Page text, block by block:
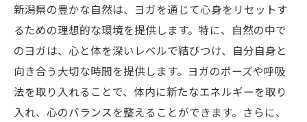
心身の調和を目指す自然派フィットネス
身体と心が一体化する瞬間を捉える
新潟の山々に抱かれてリラクゼーションを深め
山の静寂がヨガセッションを豊かにする
新潟県の豊かな自然は、ヨガを通じて心身をリセットす
るための理想的な環境を提供します。特に、自然の中で
のヨガは、心と体を深いレベルで結びつけ、自分自身と
向き合う大切な時間を提供します。ヨガのポーズや呼吸
法を取り入れることで、体内に新たなエネルギーを取り
入れ、心のバランスを整えることができます。さらに、